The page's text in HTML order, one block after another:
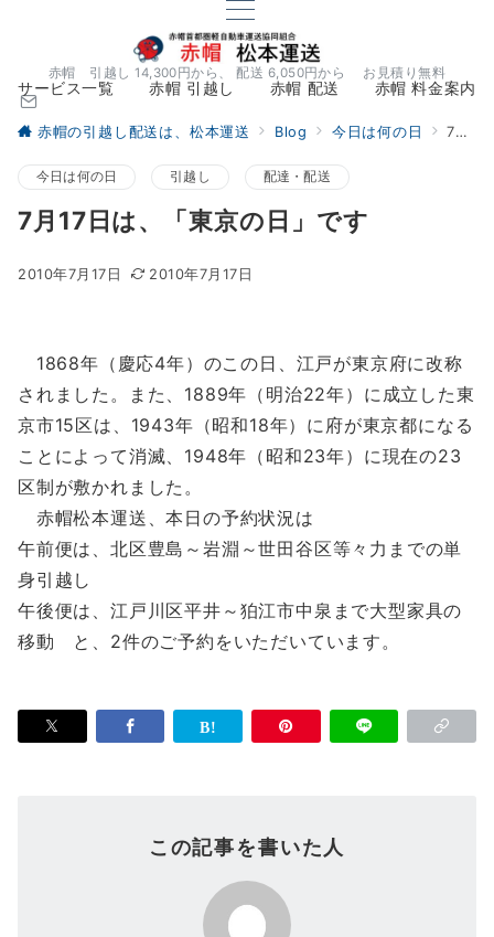
赤帽 引越し 14,300円から、 配送 6,050円から お見積り無料
サービス一覧 赤帽 引越し 赤帽 配送 赤帽 料金案内
赤帽の引越し配送は、松本運送 Blog 今日は何の日 7月17日は、「東京の日」です
今日は何の日 引越し 配達・配送
7月17日は、「東京の日」です
2010年7月17日 2010年7月17日
1868年（慶応4年）のこの日、江戸が東京府に改称
されました。また、1889年（明治22年）に成立した東
京市15区は、1943年（昭和18年）に府が東京都になる
ことによって消滅、1948年（昭和23年）に現在の23
区制が敷かれました。
赤帽松本運送、本日の予約状況は
午前便は、北区豊島～岩淵～世田谷区等々力までの単
身引越し
午後便は、江戸川区平井～狛江市中泉まで大型家具の
移動 と、2件のご予約をいただいています。
この記事を書いた人